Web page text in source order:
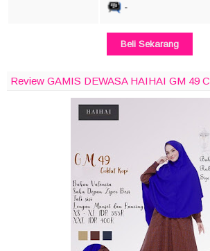
-
Beli Sekarang
Review GAMIS DEWASA HAIHAI GM 49